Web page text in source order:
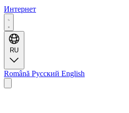
Интернет
RU
Română Русский English